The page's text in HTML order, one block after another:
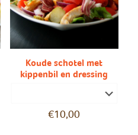
Koude schotel met
kippenbil en dressing
€10,00